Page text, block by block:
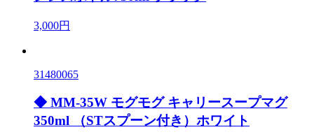
3,000円
31480065
◆ MM-35W モグモグ キャリースープマグ
350ml （STスプーン付き）ホワイト